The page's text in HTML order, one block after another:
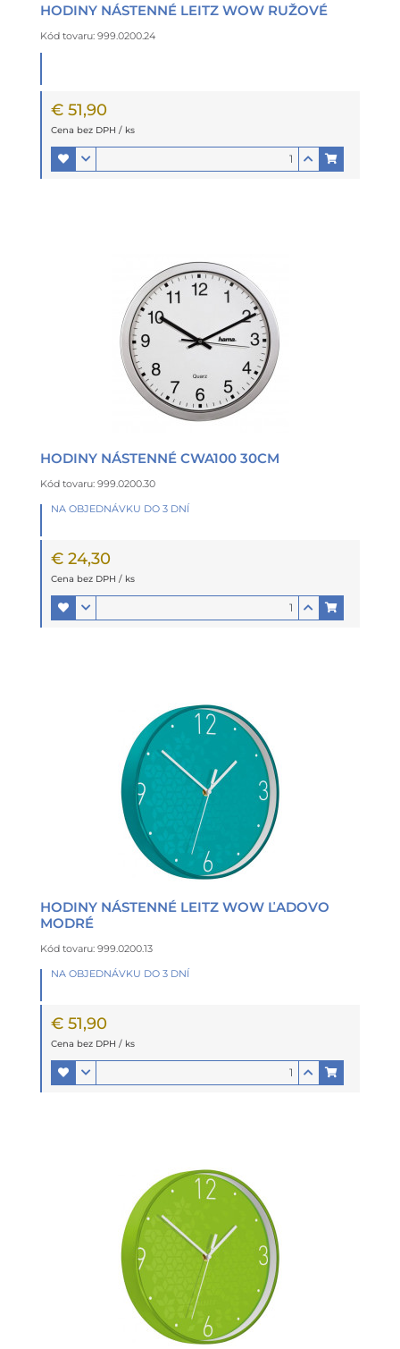
HODINY NÁSTENNÉ LEITZ WOW RUŽOVÉ
Kód tovaru: 999.0200.24
€ 51,90
Cena bez DPH / ks
HODINY NÁSTENNÉ CWA100 30CM
Kód tovaru: 999.0200.30
NA OBJEDNÁVKU DO 3 DNÍ
€ 24,30
Cena bez DPH / ks
HODINY NÁSTENNÉ LEITZ WOW ĽADOVO
MODRÉ
Kód tovaru: 999.0200.13
NA OBJEDNÁVKU DO 3 DNÍ
€ 51,90
Cena bez DPH / ks